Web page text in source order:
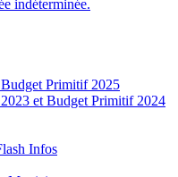
indéterminée.
Budget Primitif 2025
2023 et Budget Primitif 2024
Infos